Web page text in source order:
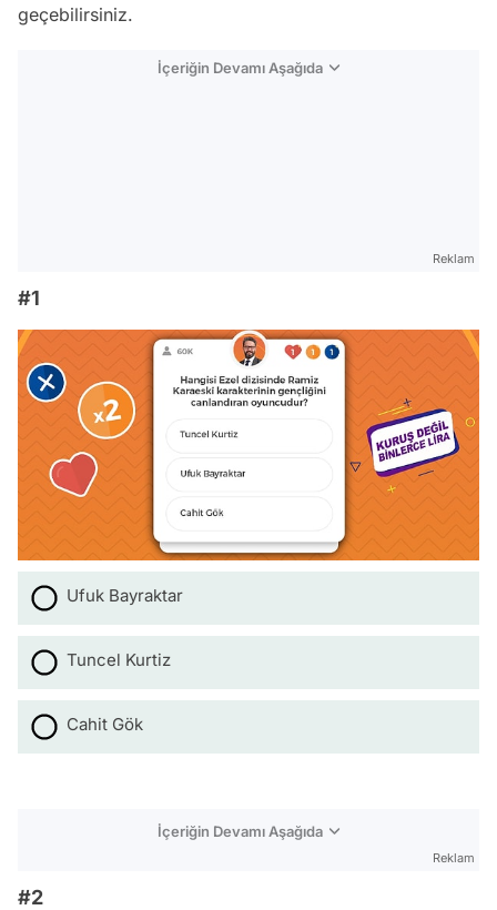
geçebilirsiniz.
İçeriğin Devamı Aşağıda
Reklam
#1
Ufuk Bayraktar
Tuncel Kurtiz
Cahit Gök
İçeriğin Devamı Aşağıda
Reklam
#2